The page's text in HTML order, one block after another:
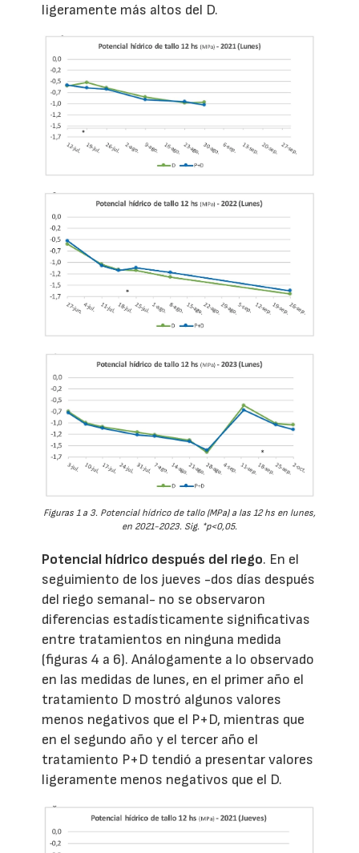
ligeramente más altos del D.
Figuras 1 a 3. Potencial hídrico de tallo (MPa) a las 12 hs en lunes,
en 2021-2023. Sig. *p<0,05.
Potencial hídrico después del riego. En el
seguimiento de los jueves -dos días después
del riego semanal- no se observaron
diferencias estadísticamente significativas
entre tratamientos en ninguna medida
(figuras 4 a 6). Análogamente a lo observado
en las medidas de lunes, en el primer año el
tratamiento D mostró algunos valores
menos negativos que el P+D, mientras que
en el segundo año y el tercer año el
tratamiento P+D tendió a presentar valores
ligeramente menos negativos que el D.